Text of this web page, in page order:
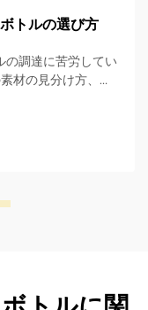
トルの選び方
の調達に苦労してい
材の見分け方、シ
ください。今すぐ